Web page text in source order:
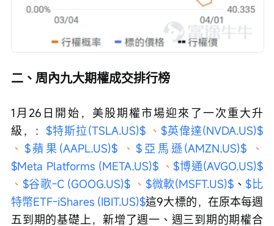
二、周內九大期權成交排行榜
1月26日開始，美股期權市場迎來了一次重大升
級，：$特斯拉(TSLA.US)$ 、 $英偉達(NVDA.US)$
、 $蘋果(AAPL.US)$ 、$亞馬遜(AMZN.US)$
、
$Meta Platforms (META.US)$ 、$博通(AVGO.US)$
、 $谷歌-C (GOOG.US)$ 、 $微軟(MSFT.US)$、$比
特幣ETF-iShares (IBIT.US)$這9大標的，在原本每週
五到期的基礎上，新增了週一、週三到期的期權合